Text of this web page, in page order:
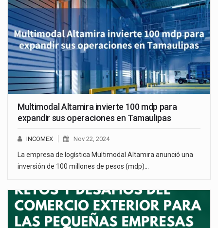
Multimodal Altamira invierte 100 mdp para
expandir sus operaciones en Tamaulipas
INCOMEX Nov 22, 2024
La empresa de logística Multimodal Altamira anunció una
inversión de 100 millones de pesos (mdp)…